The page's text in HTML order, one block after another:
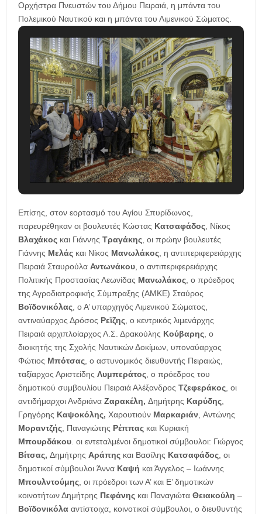
Ορχήστρα Πνευστών του Δήμου Πειραιά, η μπάντα του
Πολεμικού Ναυτικού και η μπάντα του Λιμενικού Σώματος.
Επίσης, στον εορτασμό του Αγίου Σπυρίδωνος,
παρευρέθηκαν οι βουλευτές Κώστας Κατσαφάδος , Νίκος
Βλαχάκος και Γιάννης Τραγάκης , οι πρώην βουλευτές
Γιάννης Μελάς και Νίκος Μανωλάκος , η αντιπεριφερειάρχης
Πειραιά Σταυρούλα Αντωνάκου , ο αντιπεριφερειάρχης
Πολιτικής Προστασίας Λεωνίδας Μανωλάκος , ο πρόεδρος
της Αγροδιατροφικής Σύμπραξης (ΑΜΚΕ) Σταύρος
Βοϊδονικόλας , ο Α’ υπαρχηγός Λιμενικού Σώματος,
αντιναύαρχος Δρόσος Ρεϊζης , ο κεντρικός λιμενάρχης
Πειραιά αρχιπλοίαρχος Λ.Σ. Δρακούλης Κούβαρης , ο
διοικητής της Σχολής Ναυτικών Δοκίμων, υποναύαρχος
Φώτιος Μπότσας , ο αστυνομικός διευθυντής Πειραιώς,
ταξίαρχος Αριστείδης Λυμπεράτος , ο πρόεδρος του
δημοτικού συμβουλίου Πειραιά Αλέξανδρος Τζεφεράκος , οι
αντιδήμαρχοι Ανδριάνα Ζαρακέλη, Δημήτρης Καρύδης
Γρηγόρης Καψοκόλης, Χαρουτιούν Μαρκαριάν Αντώνης
Μοραντζής , Παναγιώτης Ρέππας και Κυριακή
Μπουρδάκου . οι εντεταλμένοι δημοτικοί σύμβουλοι: Γιώργος
Βίτσας, Δημήτρης Αράπης και Βασίλης Κατσαφάδος , οι
δημοτικοί σύμβουλοι Άννα Καψή και Άγγελος – Ιωάννης
Μπουλντούμης , οι πρόεδροι των Α’ και Ε’ δημοτικών
κοινοτήτων Δημήτρης Πεφάνης και Παναγιώτα Θειακούλη –
Βοϊδονικόλα αντίστοιχα, κοινοτικοί σύμβουλοι, o διευθυντής